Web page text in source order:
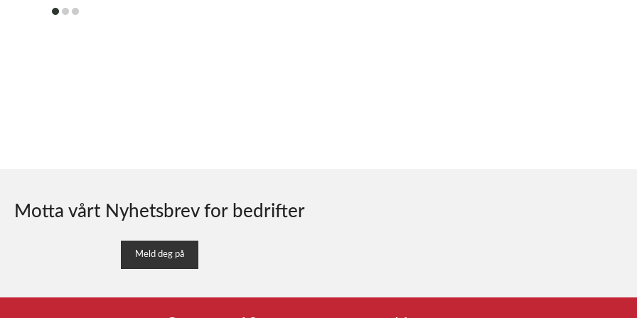
itemitemitem
Motta vårt Nyhetsbrev for bedrifter
Meld deg på